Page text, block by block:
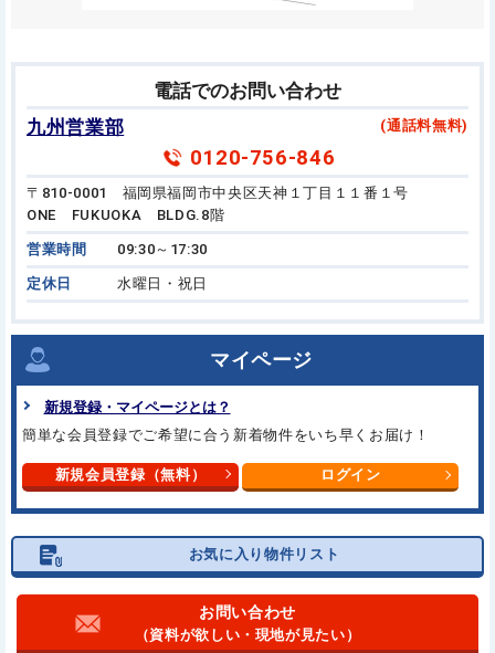
電話でのお問い合わせ
九州営業部
(通話料無料)
0120-756-846
〒810-0001 福岡県福岡市中央区天神１丁目１１番１号
ONE FUKUOKA BLDG.8階
営業時間 09:30～17:30
定休日 水曜日・祝日
マイページ
新規登録・マイページとは？
簡単な会員登録でご希望に合う 新着物件をいち早くお届け！
新規会員登録（無料） ログイン
お気に入り物件リスト
お問い合わせ
（資料が欲しい・現地が見たい）